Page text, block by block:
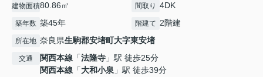
建物面積80.86㎡ 間取り 4DK
築年数 築45年 階建て 2階建
所在地 奈良県生駒郡安堵町大字東安堵
交通 関西本線 「法隆寺 」駅 徒歩25分
関西本線 「大和小泉 」駅 徒歩39分